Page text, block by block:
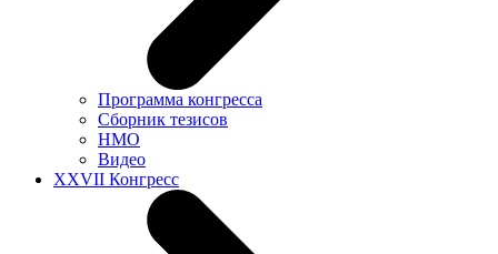
Программа конгресса
Сборник тезисов
НМО
Видео
XXVII Конгресс